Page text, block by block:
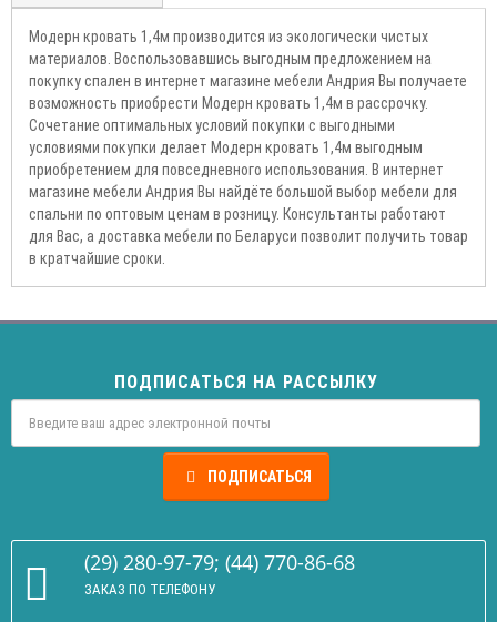
Модерн кровать 1,4м производится из экологически чистых
материалов. Воспользовавшись выгодным предложением на
покупку спален в интернет магазине мебели Андрия Вы получаете
возможность приобрести Модерн кровать 1,4м в рассрочку.
Сочетание оптимальных условий покупки с выгодными
условиями покупки делает Модерн кровать 1,4м выгодным
приобретением для повседневного использования. В интернет
магазине мебели Андрия Вы найдёте большой выбор мебели для
спальни по оптовым ценам в розницу. Консультанты работают
для Вас, а доставка мебели по Беларуси позволит получить товар
в кратчайшие сроки.
ПОДПИСАТЬСЯ НА РАССЫЛКУ
ПОДПИСАТЬСЯ
(29) 280-97-79; (44) 770-86-68
ЗАКАЗ ПО ТЕЛЕФОНУ